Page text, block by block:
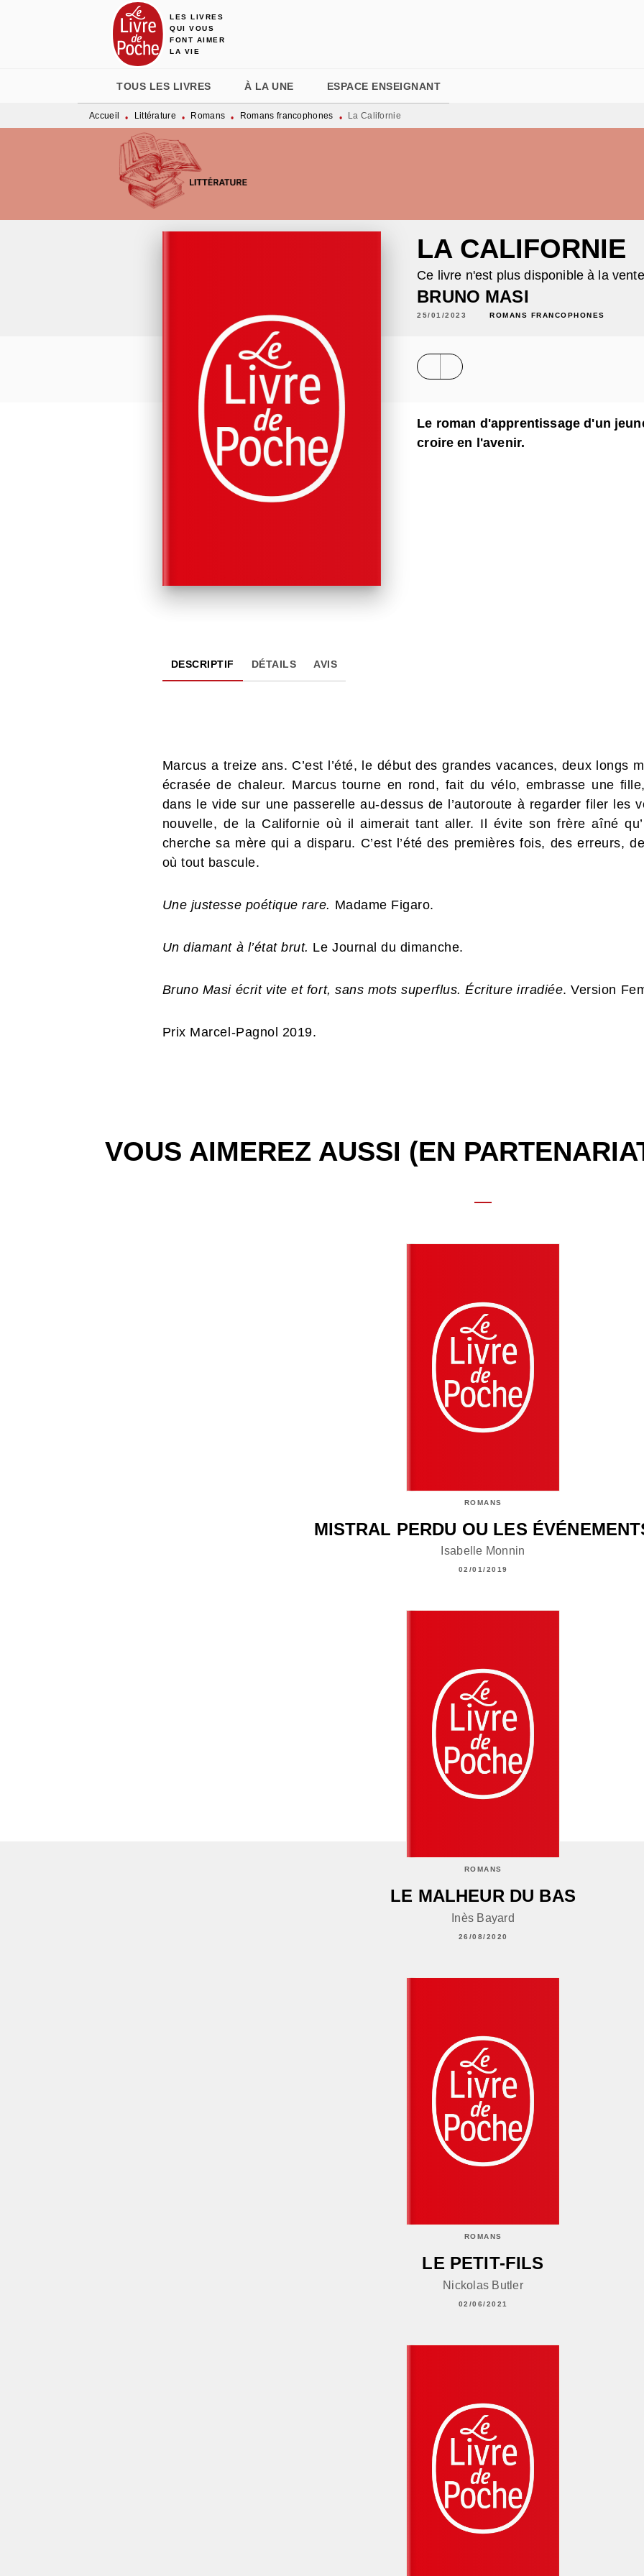
MENU RECHERCHE
LES LIVRES
QUI VOUS
FONT AIMER
LA VIE
TOUS LES LIVRES À LA UNE ESPACE ENSEIGNANT
Accueil • Littérature • Romans • Romans francophones • La Californie
LA CALIFORNIE
Ce livre n'est plus disponible à la vente
BRUNO MASI
25/01/2023 ROMANS FRANCOPHONES
Le roman d'apprentissage d'un
croire en l'avenir.
DESCRIPTIF DÉTAILS AVIS
Marcus a treize ans. C’est l’été, le début des grandes vacances, deux longs
écrasée de chaleur. Marcus tourne en rond, fait du vélo, embrasse une
dans le vide sur une passerelle au-dessus de l’autoroute à regarder filer les
nouvelle, de la Californie où il aimerait tant aller. Il évite son frère aîné
cherche sa mère qui a disparu. C’est l’été des premières fois, des erreurs,
où tout bascule.
Une justesse poétique rare. Madame Figaro.
Un diamant à l’état brut. Le Journal du dimanche.
Bruno Masi écrit vite et fort, sans mots superflus. Écriture irradiée. Version
Prix Marcel-Pagnol 2019.
VOUS AIMEREZ AUSSI (EN
ROMANS
MISTRAL PERDU OU LES
Isabelle Monnin
02/01/2019
ROMANS
LE MALHEUR DU BAS
Inès Bayard
26/08/2020
ROMANS
LE PETIT-FILS
Nickolas Butler
02/06/2021